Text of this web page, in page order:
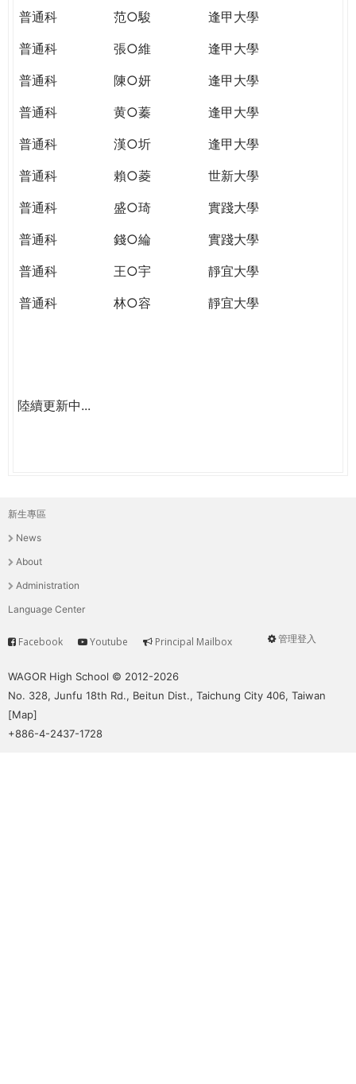
普通科
范○駿
逢甲大學
普通科
張○維
逢甲大學
普通科
陳○妍
逢甲大學
普通科
黄○蓁
逢甲大學
普通科
漢○圻
逢甲大學
普通科
賴○菱
世新大學
普通科
盛○琦
實踐大學
普通科
錢○綸
實踐大學
普通科
王○宇
靜宜大學
普通科
林○容 靜宜大學
陸續更新中...
主
選
單
新生專區
News
About
Administration
Language Center
User
管理登入
Service
Facebook Youtube Principal Mailbox
WAGOR High School © 2012-2026
No. 328, Junfu 18th Rd., Beitun Dist., Taichung City 406, Taiwan
[Map]
+886-4-2437-1728